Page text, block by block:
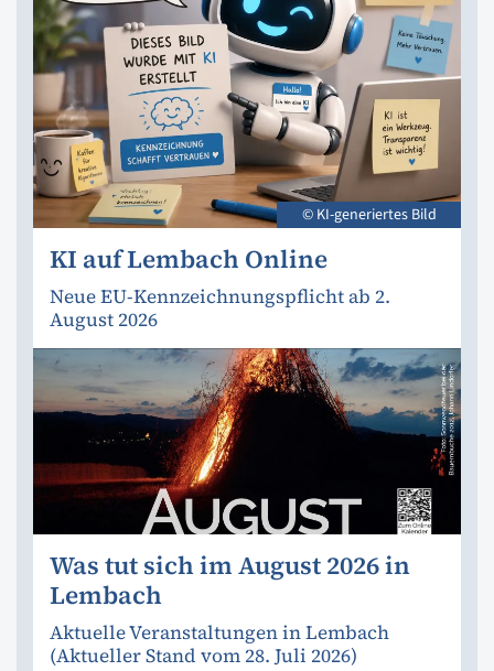
© KI-generiertes Bild
KI auf Lembach Online
Neue EU-Kennzeichnungspflicht ab 2.
August 2026
Was tut sich im August 2026 in
Lembach
Aktuelle Veranstaltungen in Lembach
(Aktueller Stand vom 28. Juli 2026)